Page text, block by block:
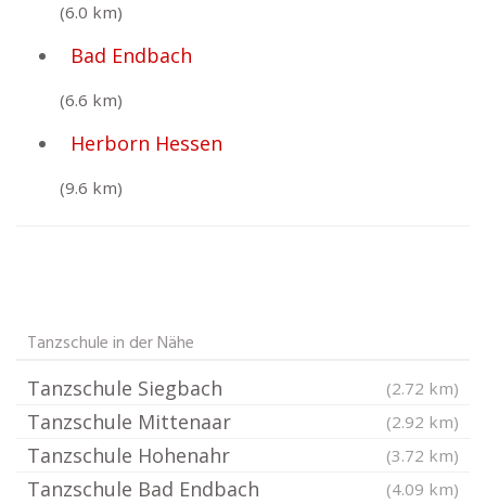
(6.0 km)
Bad Endbach
(6.6 km)
Herborn Hessen
(9.6 km)
Tanzschule in der Nähe
Tanzschule Siegbach (2.72 km)
Tanzschule Mittenaar (2.92 km)
Tanzschule Hohenahr (3.72 km)
Tanzschule Bad Endbach (4.09 km)